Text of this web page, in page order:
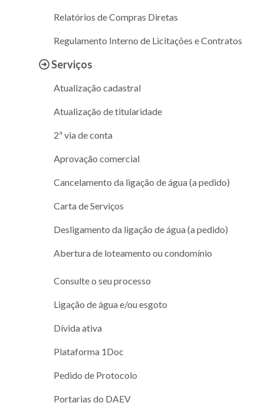
Relatórios de Compras Diretas
Regulamento Interno de Licitações e Contratos
Serviços
Atualização cadastral
Atualização de titularidade
2ª via de conta
Aprovação comercial
Cancelamento da ligação de água (a pedido)
Carta de Serviços
Desligamento da ligação de água (a pedido)
Abertura de loteamento ou condomínio
Consulte o seu processo
Ligação de água e/ou esgoto
Dívida ativa
Plataforma 1Doc
Pedido de Protocolo
Portarias do DAEV